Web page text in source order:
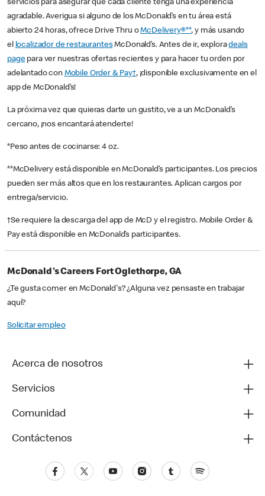
servicios para asegurar que cada cliente tenga una experiencia
agradable. Averigua si alguno de los McDonald’s en tu área está
abierto 24 horas, ofrece Drive Thru oMcDelivery®**, y más usando
el localizador de restaurantesMcDonald’s. Antes de ir, exploradeals
pagepara ver nuestras ofertas recientes y para hacer tu orden por
adelantado con Mobile Order & Pay†, ¡disponible exclusivamente en el
app de McDonald’s!
La próxima vez que quieras darte un gustito, ve a un McDonald’s
cercano, ¡nos encantará atenderte!
*Peso antes de cocinarse: 4 oz.
**McDelivery está disponible en McDonald’s participantes. Los precios
pueden ser más altos que en los restaurantes. Aplican cargos por
entrega/servicio.
†Se requiere la descarga del app de McD y el registro. Mobile Order &
Pay está disponible en McDonald’s participantes.
McDonald's Careers Fort Oglethorpe, GA
¿Te gusta comer en McDonald's? ¿Alguna vez pensaste en trabajar
aquí?
Solicitar empleo
Acerca de nosotros
Servicios
Comunidad
Contáctenos